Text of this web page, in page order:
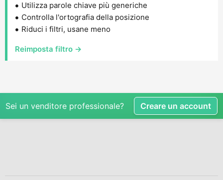
Utilizza parole chiave più generiche
Controlla l'ortografia della posizione
Riduci i filtri, usane meno
Reimposta filtro →
Sei un venditore professionale? Creare un account